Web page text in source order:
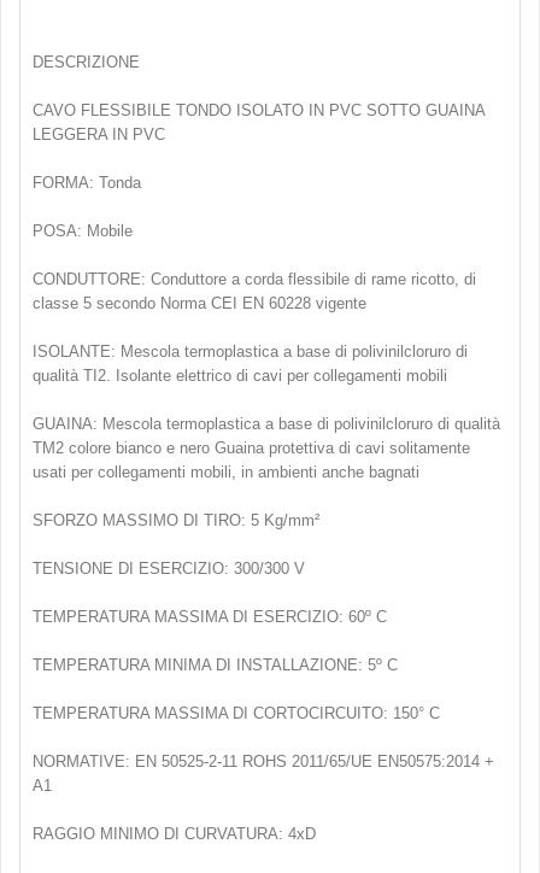
DESCRIZIONE
CAVO FLESSIBILE TONDO ISOLATO IN PVC SOTTO GUAINA
LEGGERA IN PVC
FORMA: Tonda
POSA: Mobile
CONDUTTORE: Conduttore a corda flessibile di rame ricotto, di
classe 5 secondo Norma CEI EN 60228 vigente
ISOLANTE: Mescola termoplastica a base di polivinilcloruro di
qualità TI2. Isolante elettrico di cavi per collegamenti mobili
GUAINA: Mescola termoplastica a base di polivinilcloruro di qualità
TM2 colore bianco e nero Guaina protettiva di cavi solitamente
usati per collegamenti mobili, in ambienti anche bagnati
SFORZO MASSIMO DI TIRO: 5 Kg/mm²
TENSIONE DI ESERCIZIO: 300/300 V
TEMPERATURA MASSIMA DI ESERCIZIO: 60º C
TEMPERATURA MINIMA DI INSTALLAZIONE: 5º C
TEMPERATURA MASSIMA DI CORTOCIRCUITO: 150° C
NORMATIVE: EN 50525-2-11 ROHS 2011/65/UE EN50575:2014 +
A1
RAGGIO MINIMO DI CURVATURA: 4xD